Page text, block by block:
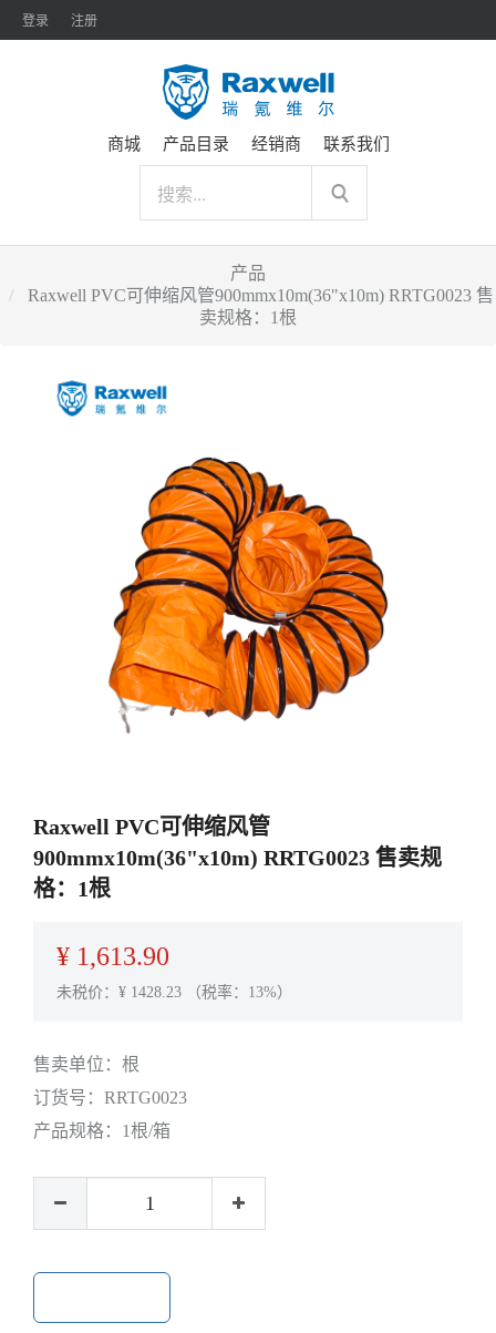
登录 注册
商城 产品目录 经销商 联系我们
产品
Raxwell PVC可伸缩风管900mmx10m(36"x10m) RRTG0023 售
卖规格：1根
Raxwell PVC可伸缩风管
900mmx10m(36"x10m) RRTG0023 售卖规
格：1根
¥ 1,613.90
未税价：¥ 1428.23 （税率：13%）
售卖单位： 根
订货号： RRTG0023
产品规格： 1根/箱